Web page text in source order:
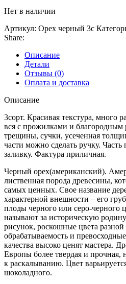
Нет в наличии
Артикул: Орех черный 3с
Share:
Описание
Детали
Отзывы (0)
Оплата и доставка
Описание
3сорт. Красивая текстура, много
вся с прожилками и благородным
трещины, сучки, усеченная
части можно сделать ручку.
заливку. Фактура приличная.
Черный орех(американский).
лиственная порода древесины,
самых ценных. Свое название
характерной внешности – его
плоды черного или серо-черного
называют за историческую
рисунок, роскошные цвета
обрабатываемость и
качества высоко ценят мастера.
Европы более твердая и прочная,
к раскалыванию. Цвет
шоколадного.